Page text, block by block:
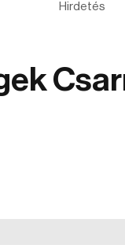
Hirdetés